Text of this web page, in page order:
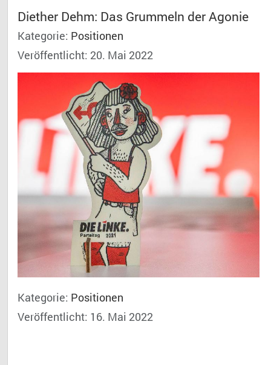
Diether Dehm: Das Grummeln der Agonie
Kategorie: Positionen
Veröffentlicht: 20. Mai 2022
Kategorie: Positionen
Veröffentlicht: 16. Mai 2022